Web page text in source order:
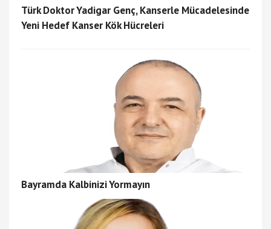
Türk Doktor Yadigar Genç, Kanserle Mücadelesinde
Yeni Hedef Kanser Kök Hücreleri
Bayramda Kalbinizi Yormayın